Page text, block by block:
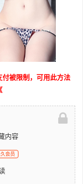
被限制，可用此方法
内容
会员